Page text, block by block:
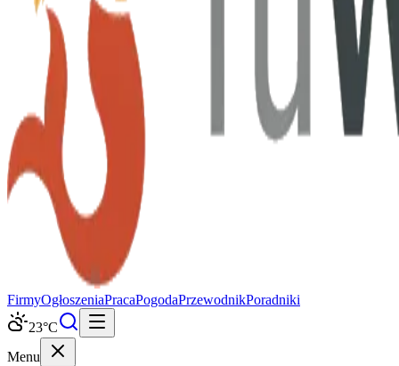
FirmyOgłoszeniaPracaPogodaPrzewodnikPoradniki
23°C
Menu